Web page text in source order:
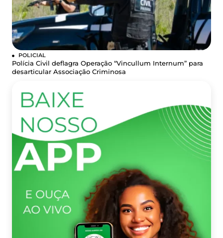
POLICIAL
Polícia Civil deflagra Operação “Vincullum Internum” para
desarticular Associação Criminosa